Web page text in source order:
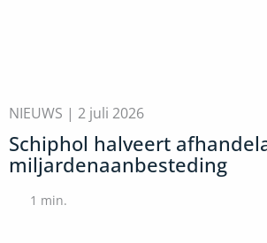
NIEUWS | 2 juli 2026
Schiphol halveert
miljardenaanbesteding
1 min.